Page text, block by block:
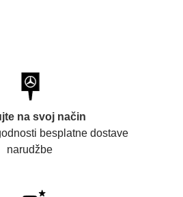
na svoj način
besplatne dostave
narudžbe